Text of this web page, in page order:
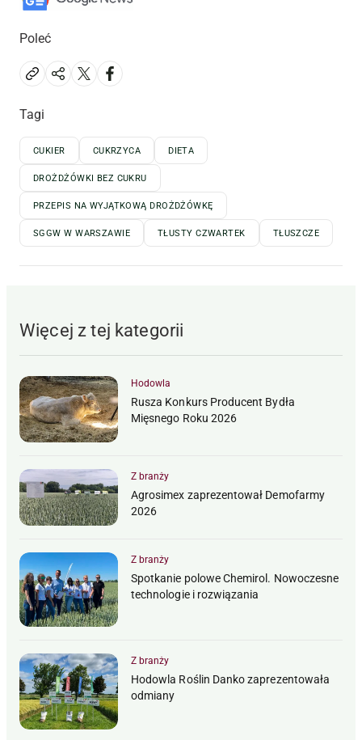
Poleć
Tagi
CUKIER CUKRZYCA DIETA
DROŻDŻÓWKI BEZ CUKRU
PRZEPIS NA WYJĄTKOWĄ DROŻDŻÓWKĘ
SGGW W WARSZAWIE TŁUSTY CZWARTEK TŁUSZCZE
Więcej z tej kategorii
Hodowla
Rusza Konkurs Producent Bydła
Mięsnego Roku 2026
Z branży
Agrosimex zaprezentował Demofarmy
2026
Z branży
Spotkanie polowe Chemirol. Nowoczesne
technologie i rozwiązania
Z branży
Hodowla Roślin Danko zaprezentowała
odmiany